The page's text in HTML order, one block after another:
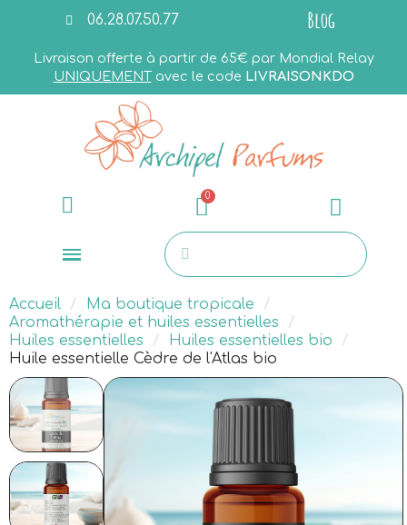
06.28.07.50.77 Blog
Livraison offerte à partir de 65€ par Mondial Relay
UNIQUEMENTavec le code LIVRAISONKDO
Accueil
Ma boutique tropicale
Aromathérapie et huiles essentielles
Huiles essentielles
Huiles essentielles bio
Huile essentielle Cèdre de l'Atlas bio